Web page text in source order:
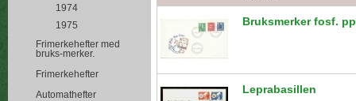
1974
1975
Frimerkehefter med
bruks-merker.
Frimerkehefter
Automathefter
Bruksmerker fosf.
Leprabasillen